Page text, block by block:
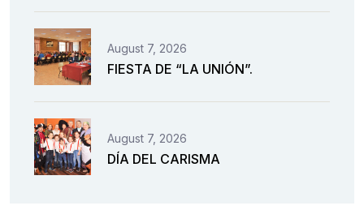
August 7, 2026
FIESTA DE “LA UNIÓN”.
August 7, 2026
DÍA DEL CARISMA